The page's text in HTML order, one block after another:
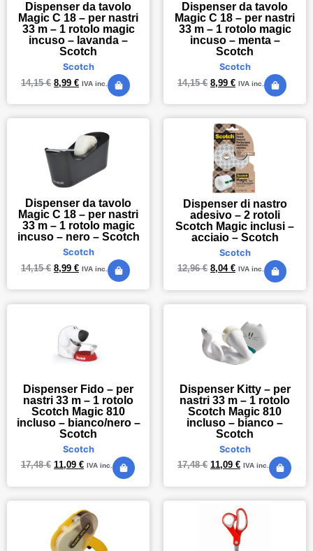
Dispenser da tavolo
Magic C 18 – per nastri
33 m – 1 rotolo magic
incuso – lavanda –
Scotch
Scotch
14,15€ 8,99 € IVA inc.
Dispenser da tavolo
Magic C 18 – per nastri
33 m – 1 rotolo magic
incuso – menta –
Scotch
Scotch
14,15€ 8,99 € IVA inc.
Dispenser da tavolo
Magic C 18 – per nastri
33 m – 1 rotolo magic
incuso – nero – Scotch
Scotch
14,15€ 8,99 € IVA inc.
Dispenser di nastro
adesivo – 2 rotoli
Scotch Magic inclusi –
acciaio – Scotch
Scotch
12,96€ 8,04 € IVA inc.
Dispenser Fido – per
nastri 33 m – 1 rotolo
Scotch Magic 810
incluso – bianco/nero –
Scotch
Scotch
17,48€ 11,09 € IVA inc.
Dispenser Kitty – per
nastri 33 m – 1 rotolo
Scotch Magic 810
incluso – bianco –
Scotch
Scotch
17,48€ 11,09 € IVA inc.